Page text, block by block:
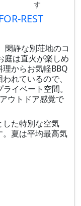
す
REST
静な別荘地のコ
庭は直火が楽しめ
からお気軽BBQ
れているので、
イベート空間。
ウトドア感覚で
た特別な空気
。夏は平均最高気